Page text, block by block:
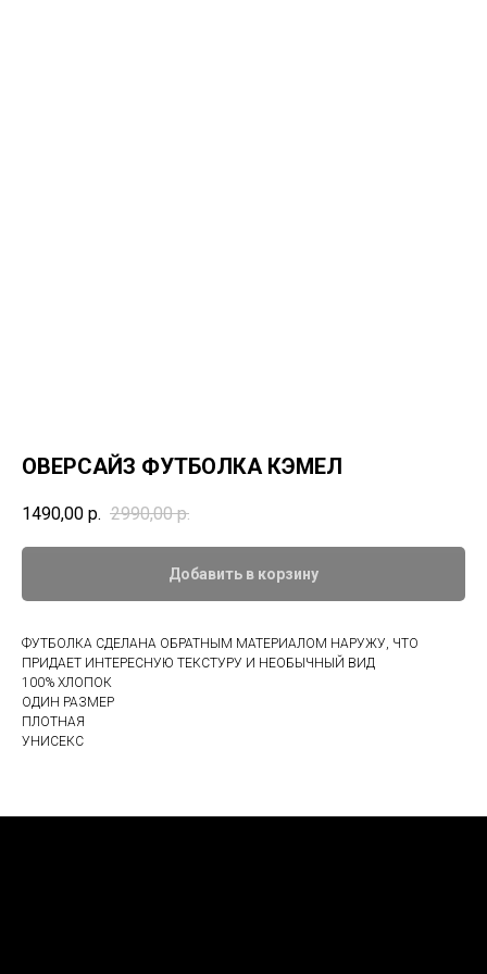
ОВЕРСАЙЗ ФУТБОЛКА КЭМЕЛ
1490,00 р. 2990,00 р.
Добавить в корзину
ФУТБОЛКА СДЕЛАНА ОБРАТНЫМ МАТЕРИАЛОМ НАРУЖУ, ЧТО
ПРИДАЕТ ИНТЕРЕСНУЮ ТЕКСТУРУ И НЕОБЫЧНЫЙ ВИД
100% ХЛОПОК
ОДИН РАЗМЕР
ПЛОТНАЯ
УНИСЕКС